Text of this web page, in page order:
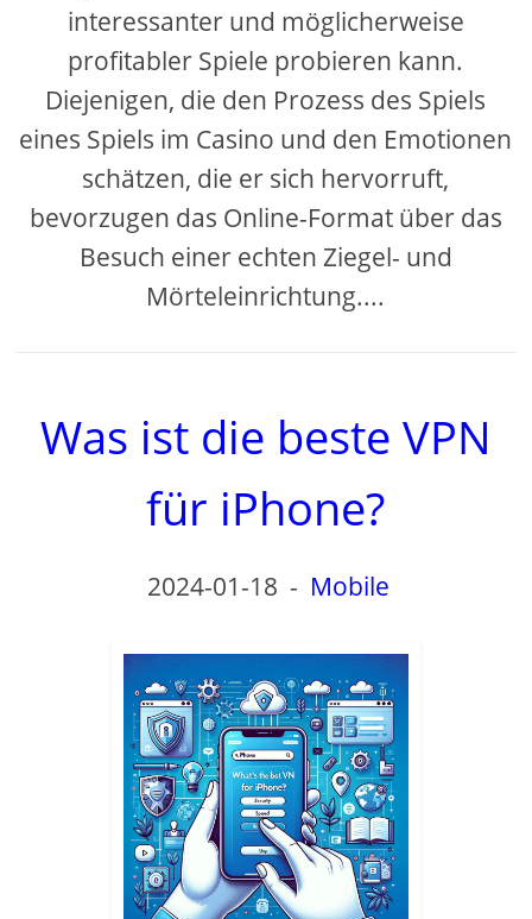
interessanter und möglicherweise
profitabler Spiele probieren kann.
Diejenigen, die den Prozess des Spiels
eines Spiels im Casino und den Emotionen
schätzen, die er sich hervorruft,
bevorzugen das Online-Format über das
Besuch einer echten Ziegel- und
Mörteleinrichtung....
Was ist die beste VPN
für iPhone?
2024-01-18 - Mobile